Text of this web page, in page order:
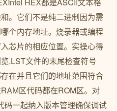
。它们不是纯二进制因为需
个内存地址。烧录器或编程
芯片的相应位置。实操心得
.LST文件的末尾检查符号
在并且它们的地址范围符合
区代码都在ROM区。对
码一起纳入版本管理确保调试